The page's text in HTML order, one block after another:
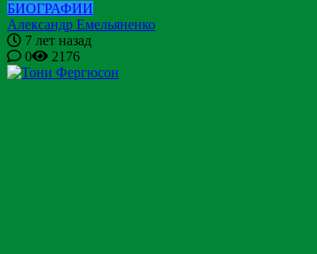
БИОГРАФИИ
Александр Емельяненко
7 лет назад
0
2176